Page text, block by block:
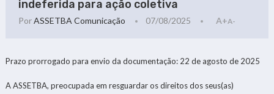
indeferida para ação coletiva
PorASSETBA Comunicação 07/08/2025 A+A-
Prazo prorrogado para envio da documentação: 22 de agosto de 2025
A ASSETBA, preocupada em resguardar os direitos dos seus(as)